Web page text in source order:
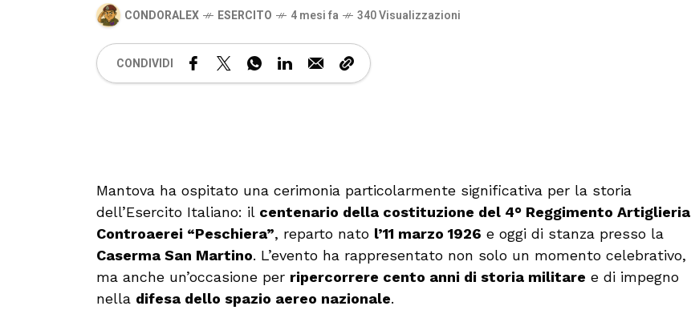
CONDORALEX ESERCITO 4 mesi fa 340 Visualizzazioni
CONDIVIDI
Mantova ha ospitato una cerimonia particolarmente significativa per la storia
dell’Esercito Italiano: il centenario della costituzione del 4° Reggimento Artiglieria
Controaerei “Peschiera”, reparto nato l’11 marzo 1926 e oggi di stanza presso la
Caserma San Martino. L’evento ha rappresentato non solo un momento celebrativo,
ma anche un’occasione per ripercorrere cento anni di storia militare e di impegno
nella difesa dello spazio aereo nazionale.